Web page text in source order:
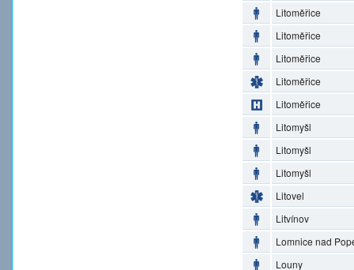
Litoměřice
Litoměřice
Litoměřice
Litoměřice
Litoměřice
Litomyšl
Litomyšl
Litomyšl
Litovel
Litvínov
Lomnice nad
Louny